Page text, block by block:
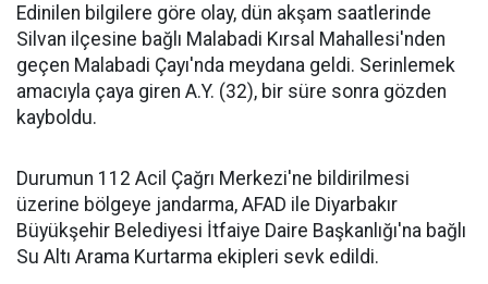
Edinilen bilgilere göre olay, dün akşam saatlerinde
Silvan ilçesine bağlı Malabadi Kırsal Mahallesi'nden
geçen Malabadi Çayı'nda meydana geldi. Serinlemek
amacıyla çaya giren A.Y. (32), bir süre sonra gözden
kayboldu.
Durumun 112 Acil Çağrı Merkezi'ne bildirilmesi
üzerine bölgeye jandarma, AFAD ile Diyarbakır
Büyükşehir Belediyesi İtfaiye Daire Başkanlığı'na bağlı
Su Altı Arama Kurtarma ekipleri sevk edildi.